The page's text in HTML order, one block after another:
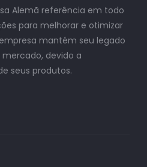
Alemã referência em todo
para melhorar e otimizar
mantém seu legado
devido a
seus produtos.